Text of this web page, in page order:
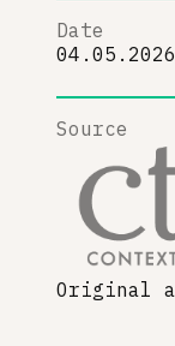
Date
04.05.2026
Source
Original